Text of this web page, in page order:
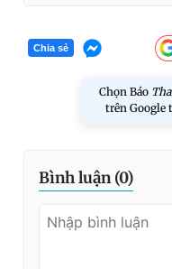
Chia sẻ
Chọn Báo
trên Google
Bình luận (0)